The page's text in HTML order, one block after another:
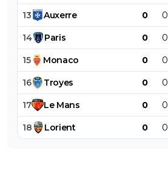
13 Auxerre 0 0
14 Paris 0 0
15 Monaco 0 0
16 Troyes 0 0
17 Le Mans 0 0
18 Lorient 0 0